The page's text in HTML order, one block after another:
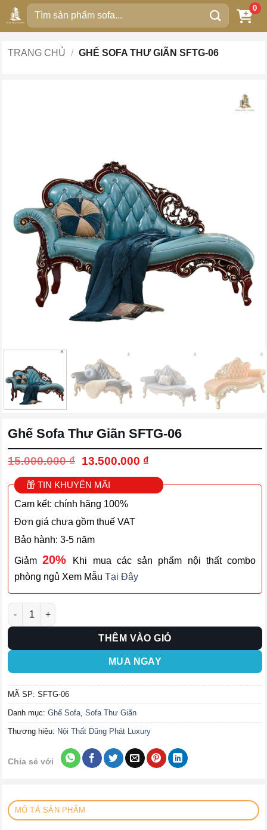
qua
dung
Tìm
kiếm:
0
TRANG CHỦ / GHẾ SOFA THƯ GIÃN SFTG-06
Ghế Sofa Thư Giãn SFTG-06
15.000.000₫ Giá
là:
15.000.000 ₫.
13.500.000 ₫Giá
tại
là:
TIN KHUYẾN MÃI
Cam kết: chính hãng 100%
Đơn giá chưa gồm thuế VAT
Bảo hành: 3-5 năm
Giảm20%
Khi mua các sản phẩm nội thất combo
phòng ngủ Xem Mẫu Tại Đây
Ghế Sofa Thư Giãn SFTG-06 số lượng
THÊM VÀO GIỎ
MUA NGAY
MÃ SP: SFTG-06
Danh mục: Ghế Sofa, Sofa Thư Giãn
Thương hiệu: Nội Thất Dũng Phát Luxury
Chia sẻ với
MÔ TẢ SẢN PHẨM